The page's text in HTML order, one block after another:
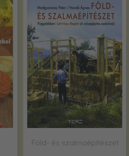
Föld- és szalmaépítészet